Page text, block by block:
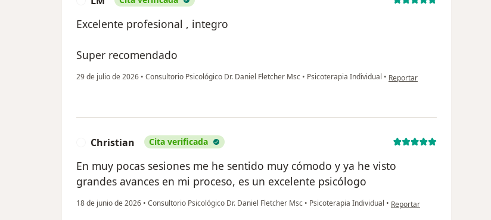
Excelente profesional , integro
Super recomendado
29 de julio de 2026 • Consultorio Psicológico Dr. Daniel Fletcher Msc • Psicoterapia Individual • en opinión del usuario LM
Reportar
Christian Cita verificada
En muy pocas sesiones me he sentido muy cómodo y ya he visto
grandes avances en mi proceso, es un excelente psicólogo
18 de junio de 2026 • Consultorio Psicológico Dr. Daniel Fletcher Msc • Psicoterapia Individual • en opinión del usuario Christian
Reportar